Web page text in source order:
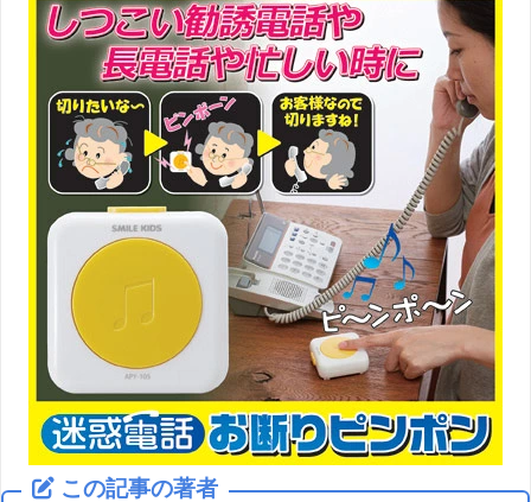
この記事の著者